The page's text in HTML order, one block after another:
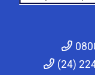
(24)